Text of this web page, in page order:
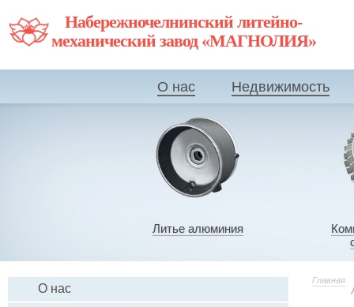
Набережночелнинский литейно-
механический завод «МАГНОЛИЯ»
О нас Недвижимость
Литье алюминия
О нас
Главная